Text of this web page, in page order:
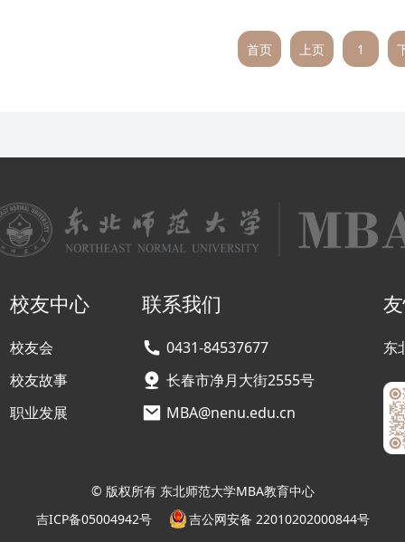
首页 上页 1
校友中心
校友会
校友故事
职业发展
联系我们
0431-84537677
长春市净月大街2555号
MBA@nenu.edu.cn
东
© 版权所有 东北师范大学MBA教育中心
吉ICP备05004942号
吉公网安备 22010202000844号